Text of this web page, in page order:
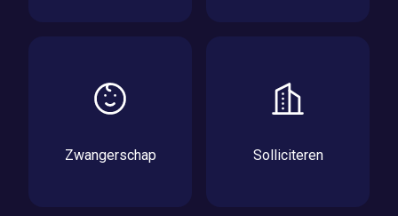
Zwangerschap Solliciteren